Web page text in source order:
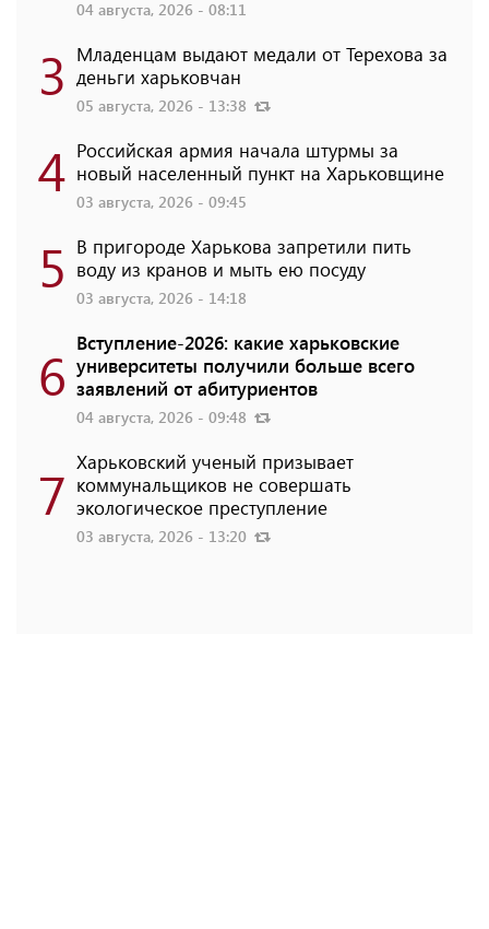
04 августа, 2026 - 08:11
3 Младенцам выдают медали от Терехова за
деньги харьковчан
05 августа, 2026 - 13:38
4 Российская армия начала штурмы за
новый населенный пункт на Харьковщине
03 августа, 2026 - 09:45
5 В пригороде Харькова запретили пить
воду из кранов и мыть ею посуду
03 августа, 2026 - 14:18
6 Вступление-2026: какие харьковские
университеты получили больше всего
заявлений от абитуриентов
04 августа, 2026 - 09:48
7 Харьковский ученый призывает
коммунальщиков не совершать
экологическое преступление
03 августа, 2026 - 13:20